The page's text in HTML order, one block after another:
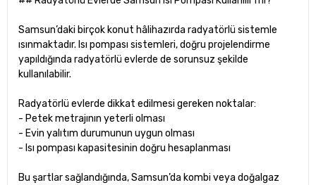
Samsun’daki birçok konut hâlihazırda radyatörlü sistemle
ısınmaktadır. Isı pompası sistemleri, doğru projelendirme
yapıldığında radyatörlü evlerde de sorunsuz şekilde
kullanılabilir.
Radyatörlü evlerde dikkat edilmesi gereken noktalar:
- Petek metrajının yeterli olması
- Evin yalıtım durumunun uygun olması
- Isı pompası kapasitesinin doğru hesaplanması
Bu şartlar sağlandığında, Samsun’da kombi veya doğalgaz